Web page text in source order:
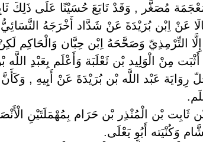
مُصَغَّر , وَقَدْ تَابَعَ حُسَيْنًا عَلَى ذَلِكَ
عَنْ اِبْن بُرَيْدَةَ عَنْ شَدَّاد أَخْرَجَهُ النَّسَائِيُّ
التِّرْمِذِيّ وَصَحَّحَهُ اِبْن حِبَّان وَالْحَاكِم
مِنْ الْوَلِيد بْن ثَعْلَبَة وَأَعْلَم بِعَبْدِ اللَّه
رِوَايَة عَبْد اللَّه بْن بُرَيْدَةَ عَنْ أَبِيهِ ,
بْن الْمُنْذِر بْن حَرَام بِمُهْمَلَتَيْنِ
وَكُنْيَته أَبُو يَعْلَى.